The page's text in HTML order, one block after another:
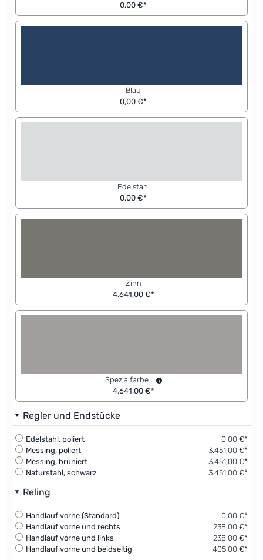
0,00 €*
Blau
0,00 €*
Edelstahl
0,00 €*
Zinn
4.641,00 €*
Spezialfarbe
4.641,00 €*
Regler und Endstücke
Edelstahl, poliert
0,00 €*
Messing, poliert
3.451,00 €*
Messing, brüniert
3.451,00 €*
Naturstahl, schwarz
3.451,00 €*
Reling
Handlauf vorne (Standard)
0,00 €*
Handlauf vorne und rechts
238,00 €*
Handlauf vorne und links
238,00 €*
Handlauf vorne und beidseitig
405,00 €*